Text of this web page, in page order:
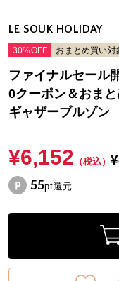
LE SOUK HOLIDAY
30%OFF おまとめ買い対
ファイナルセール
0クーポン＆おま
ギャザーブルゾン
¥6,152 （税込）
55pt還元